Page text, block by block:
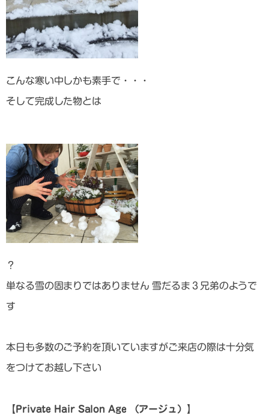
こんな寒い中しかも素手で・・・
そして完成した物とは
？
単なる雪の固まりではありません 雪だるま３兄弟のようで
す
本日も多数のご予約を頂いていますがご来店の際は十分気
をつけてお越し下さい
【Private Hair Salon Age （アージュ）】